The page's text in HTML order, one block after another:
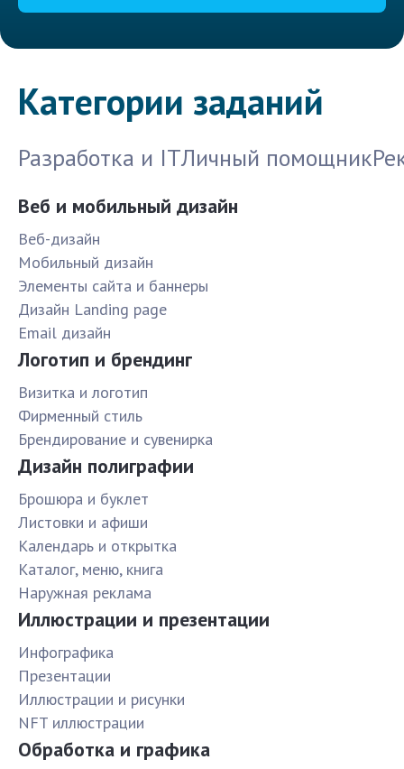
Категории заданий
Разработка и ITЛичный помощник
Веб и мобильный дизайн
Веб-дизайн
Мобильный дизайн
Элементы сайта и баннеры
Дизайн Landing page
Email дизайн
Логотип и брендинг
Визитка и логотип
Фирменный стиль
Брендирование и сувенирка
Дизайн полиграфии
Брошюра и буклет
Листовки и афиши
Календарь и открытка
Каталог, меню, книга
Наружная реклама
Иллюстрации и презентации
Инфографика
Презентации
Иллюстрации и рисунки
NFT иллюстрации
Обработка и графика